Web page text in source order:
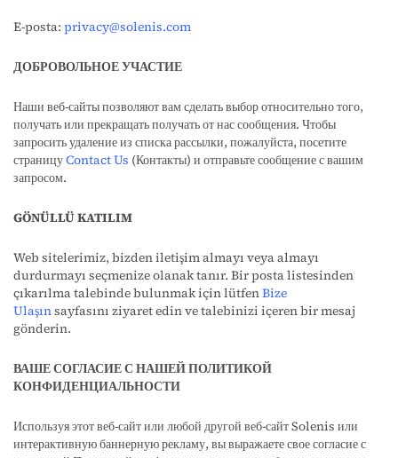
E-posta: privacy@solenis.com
ДОБРОВОЛЬНОЕ УЧАСТИЕ
Наши веб-сайты позволяют вам сделать выбор относительно того,
получать или прекращать получать от нас сообщения. Чтобы
запросить удаление из списка рассылки, пожалуйста, посетите
страницуContact Us (Контакты) и отправьте сообщение с вашим
запросом.
GÖNÜLLÜ KATILIM
Web sitelerimiz, bizden iletişim almayı veya almayı
durdurmayı seçmenize olanak tanır. Bir posta listesinden
çıkarılma talebinde bulunmak için lütfenBize
Ulaşınsayfasını ziyaret edin ve talebinizi içeren bir mesaj
gönderin.
ВАШЕ СОГЛАСИЕ С НАШЕЙ ПОЛИТИКОЙ
КОНФИДЕНЦИАЛЬНОСТИ
Используя этот веб-сайт или любой другой веб-сайт Solenis или
интерактивную баннерную рекламу, вы выражаете свое согласие с